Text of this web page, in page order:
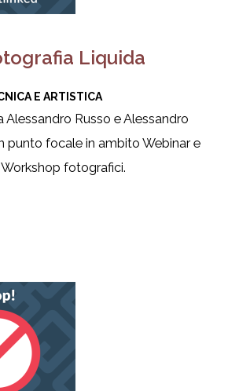
Liquida
E ARTISTICA
Alessandro Russo e Alessandro
punto focale in ambito Webinar e
Workshop fotografici.